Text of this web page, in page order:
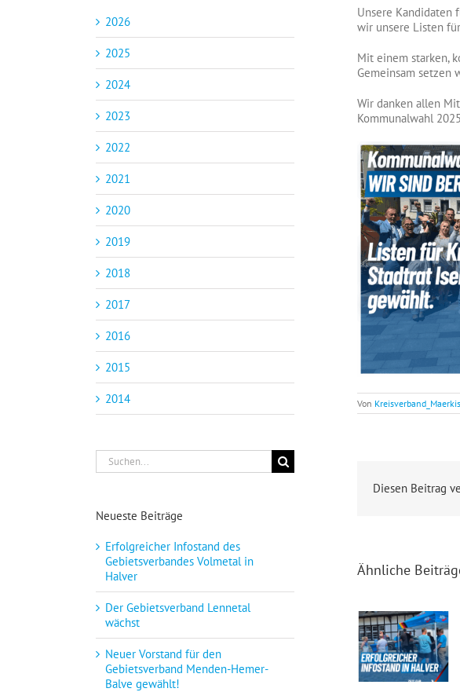
Unsere Kandidaten
wir unsere Listen
Mit einem starken,
Gemeinsam
Wir danken allen
Kommunalwahl
Von
Diesen Beitrag
Ähnliche
2026
2025
2024
2023
2022
2021
2020
2019
2018
2017
2016
2015
2014
Suche
nach:
Neueste Beiträge
Erfolgreicher Infostand des
Gebietsverbandes Volmetal in
Halver
Der Gebietsverband Lennetal
wächst
Neuer Vorstand für den
Gebietsverband Menden-Hemer-
Balve gewählt!